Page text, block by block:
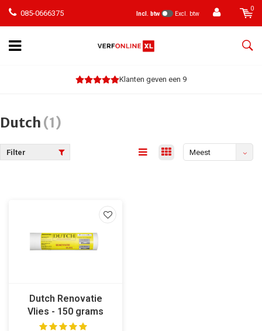
085-0666375 Incl. btw Excl. btw
0
Klanten geven een 9
Dutch (1)
Filter
Meest
Dutch Renovatie
Vlies - 150 grams
25x1m